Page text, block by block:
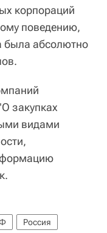
корпораций
поведению,
была абсолютно
закупках
видами
Россия